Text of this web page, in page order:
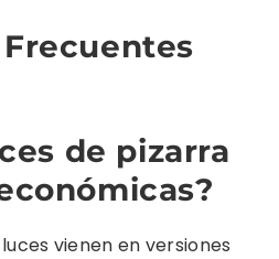
de pizarra
vienen en versiones